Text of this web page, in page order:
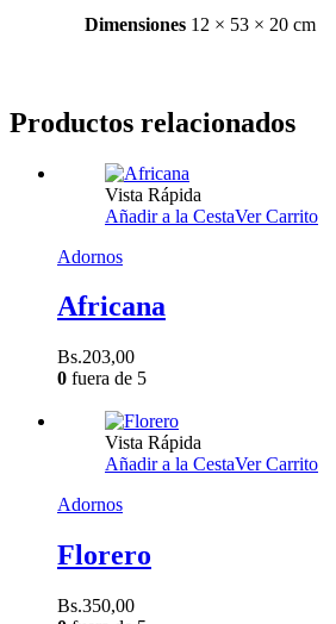
Dimensiones 12 × 53 × 20 cm
Productos relacionados
Vista Rápida
Añadir a la CestaVer Carrito
Adornos
Africana
Bs.203,00
0 fuera de 5
Vista Rápida
Añadir a la CestaVer Carrito
Adornos
Florero
Bs.350,00